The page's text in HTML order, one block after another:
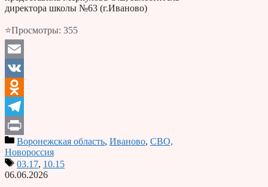
директора школы №63 (г.Иваново)
⭐Просмотры: 355
Email
VK
Odnoklassniki
Telegram
PrintВоронежская область, Иваново, СВО,
Новороссия
03.17, 10.15
06.06.2026